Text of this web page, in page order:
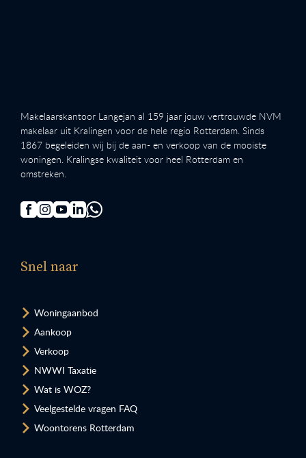
Makelaarskantoor Langejan al 159 jaar jouw vertrouwde NVM
makelaar uit Kralingen voor de hele regio Rotterdam. Sinds
1867 begeleiden wij bij de aan- en verkoop van de mooiste
woningen. Kralingse kwaliteit voor heel Rotterdam en
omstreken.
Snel naar
Woningaanbod
Aankoop
Verkoop
NWWI Taxatie
Wat is WOZ?
Veelgestelde vragen FAQ
Woontorens Rotterdam